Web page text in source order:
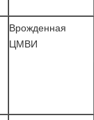
Врожденная
ЦМВИ